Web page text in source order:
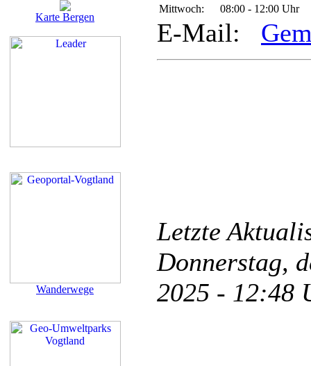
Karte Bergen
Wanderwege
Mittwoch:
08:00 - 12:00 Uhr
E-Mail:
Letzte
Donnerstag,
2025 -